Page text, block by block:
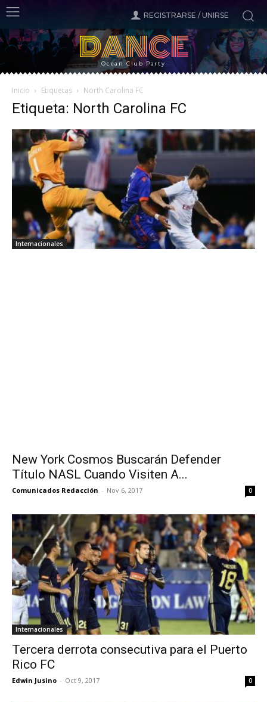
REGISTRARSE / UNIRSE
DANCE
Ocean Club Party
Inicio Etiquetas North Carolina FC
Etiqueta: North Carolina FC
Internacionales
New York Cosmos Buscarán Defender
Título NASL Cuando Visiten A...
Comunicados Redacción - Nov 6, 2017 0
Internacionales
Tercera derrota consecutiva para el Puerto
Rico FC
Edwin Jusino - Oct 9, 2017 0